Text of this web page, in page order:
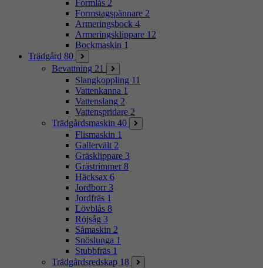
Formlås 2
Formstagspännare 2
Armeringsbock 4
Armeringsklippare 12
Bockmaskin 1
Trädgård 80
Bevattning 21
Slangkoppling 11
Vattenkanna 1
Vattenslang 2
Vattenspridare 2
Trädgårdsmaskin 40
Flismaskin 1
Gallervält 2
Gräsklippare 3
Grästrimmer 8
Häcksax 6
Jordborr 3
Jordfräs 1
Lövblås 8
Röjsåg 3
Såmaskin 2
Snöslunga 1
Stubbfräs 1
Trädgårdsredskap 18